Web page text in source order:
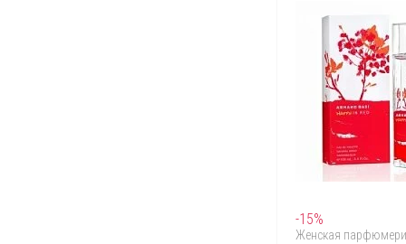
-15%
Женская